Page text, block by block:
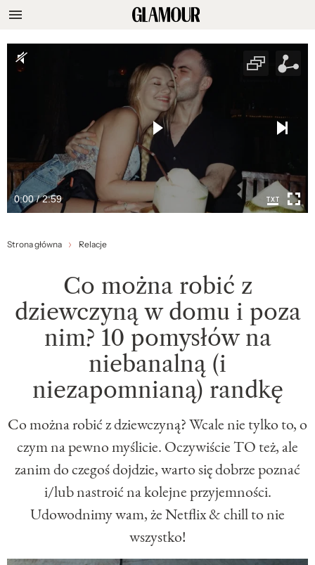
0:00 / 2:59
Strona główna Relacje
Co można robić z
dziewczyną w domu i poza
nim? 10 pomysłów na
niebanalną (i
niezapomnianą) randkę
Co można robić z dziewczyną? Wcale nie tylko to, o
czym na pewno myślicie. Oczywiście TO też, ale
zanim do czegoś dojdzie, warto się dobrze poznać
i/lub nastroić na kolejne przyjemności.
Udowodnimy wam, że Netflix & chill to nie
wszystko!